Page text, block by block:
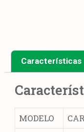
Características
MODELO